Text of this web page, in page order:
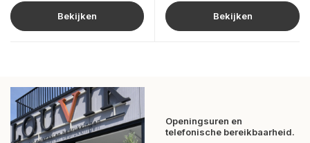
Bekijken Bekijken
Openingsuren en
telefonische bereikbaarheid.